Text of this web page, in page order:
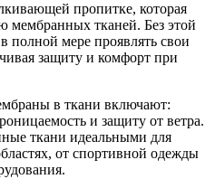
пропитке, которая
мембранных тканей. Без этой
полной мере проявлять свои
защиту и комфорт при
в ткани включают:
и защиту от ветра.
ткани идеальными для
от спортивной одежды